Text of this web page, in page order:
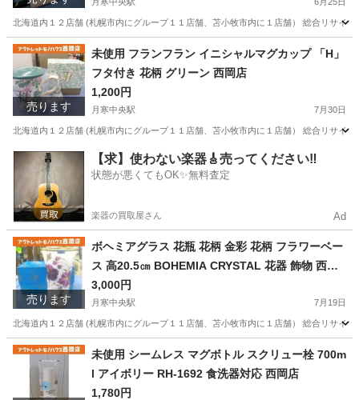
北海道内１２店舗 (札幌市内にグループ１１店舗、苫小牧市内に１店舗） 総合リサ
北海道 札幌市 月寒中央駅 その他 札幌市
月寒中央駅 その他 3.5インチ
売ります
未使用 フランフラン イニシャルマグカップ 「H」
フタ付き 花柄 グリーン 西岡店
1,200円
月寒中央駅 7月30日
北海道内１２店舗 (札幌市内にグループ１１店舗、苫小牧市内に１店舗） 総合リサ
北海道 札幌市 月寒中央駅 食器 フランフラン
【求】使わない楽器🎸売ってください‼️
状態が悪くてもOK✨無料査定
楽器の買取屋さん Ad
売ります
ボヘミアグラス 花瓶 花柄 金彩 花柄 フラワーベー
ス 高20.5㎝ BOHEMIA CRYSTAL 花器 飾物 西岡
店
3,000円
月寒中央駅 7月19日
北海道内１２店舗 (札幌市内にグループ１１店舗、苫小牧市内に１店舗） 総合リサ
北海道 札幌市 月寒中央駅 インテリア雑貨/小物 花柄
未使用 シームレス マグボトル スクリュー栓 700m
l アイボリー RH-1692 食洗器対応 西岡店
1,780円